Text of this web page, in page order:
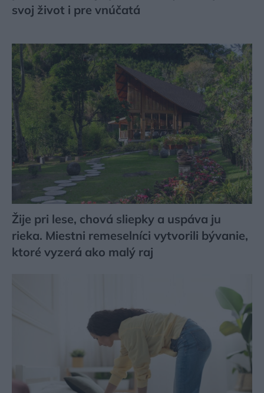
svoj život i pre vnúčatá
Žije pri lese, chová sliepky a uspáva ju
rieka. Miestni remeselníci vytvorili bývanie,
ktoré vyzerá ako malý raj